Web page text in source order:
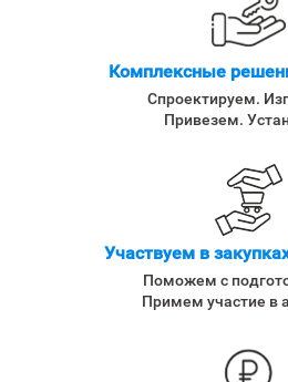
Комплексные
Спроектируем.
Привезем.
Участвуем в
Поможем с
Примем участие в